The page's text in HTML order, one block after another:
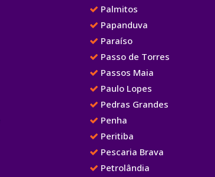
Palmitos
Papanduva
Paraíso
Passo de Torres
Passos Maia
Paulo Lopes
Pedras Grandes
Penha
Peritiba
Pescaria Brava
Petrolândia